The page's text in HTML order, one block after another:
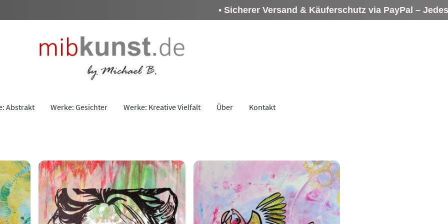
Abstrakt Werke: Gesichter Werke: Kreative Vielfalt Über Kontakt
Sicherer Versand & Käuferschutz via PayPal – Jedes